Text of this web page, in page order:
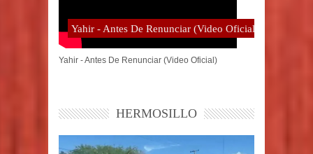
Yahir - Antes De Renunciar (Video Oficial)
Yahir - Antes De Renunciar (Video Oficial)
HERMOSILLO